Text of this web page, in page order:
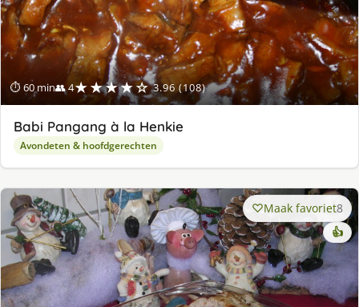
⏱ 60 min👥 4★★★★☆ 3.96 (108)
Babi Pangang à la Henkie
Avondeten & hoofdgerechten
Maak favoriet8
👍